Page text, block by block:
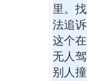
里。
法追诉
这个
无人
别人